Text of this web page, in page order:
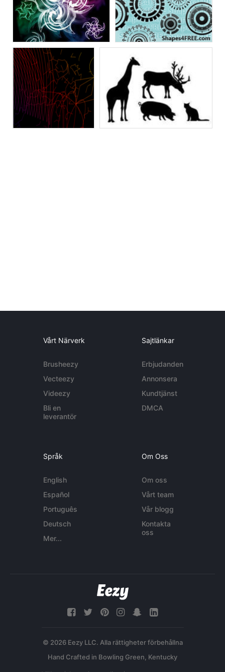
Vårt Närverk
Brusheezy
Vecteezy
Videezy
Bli en
leverantör
Sajtlänkar
Erbjudanden
Annonsera
Kundtjänst
DMCA
Språk
English
Español
Português
Deutsch
Mer...
Om Oss
Om oss
Vårt team
Vår blogg
Kontakta
oss
© 2026 Eezy LLC. Alla rättigheter förbehållna